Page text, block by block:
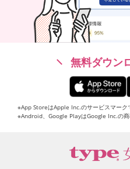
無料ダウン
※App StoreはApple Inc.のサービスマーク
※Android、Google PlayはGoogle Inc.の商